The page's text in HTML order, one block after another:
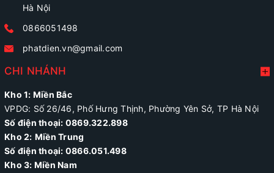
Hà Nội
0866051498
phatdien.vn@gmail.com
CHI NHÁNH
Kho 1: Miền Bắc
VPDG: Số 26/46, Phố Hưng Thịnh, Phường Yên Sở, TP Hà Nội
Số điện thoại: 0869.322.898
Kho 2: Miền Trung
Số điện thoại: 0866.051.498
Kho 3: Miền Nam